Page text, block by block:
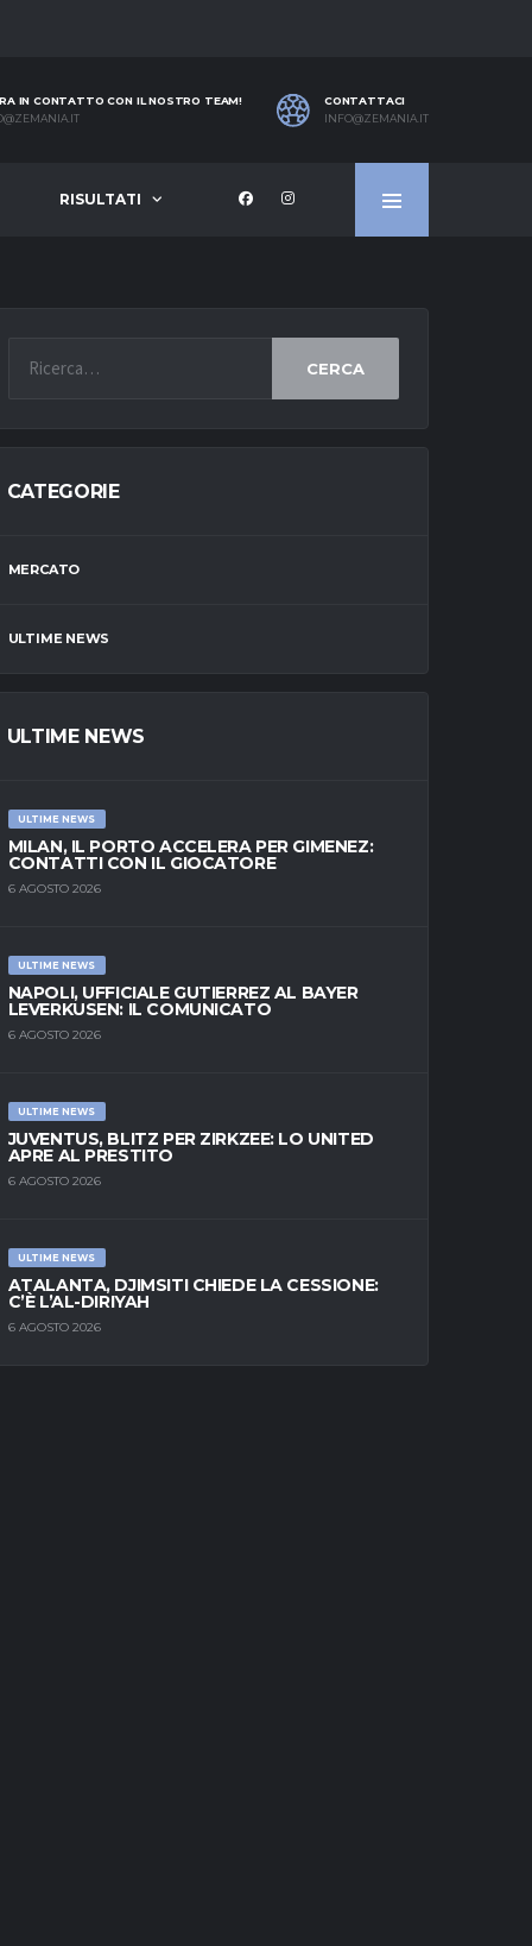
IN CONTATTO CON IL NOSTRO TEAM!
CONTATTACI
INFO@ZEMANIA.IT
RISULTATI
CERCA
CATEGORIE
MERCATO
ULTIME NEWS
ULTIME NEWS
ULTIME NEWS
MILAN, IL PORTO ACCELERA PER GIMENEZ:
CONTATTI CON IL GIOCATORE
6 AGOSTO 2026
ULTIME NEWS
NAPOLI, UFFICIALE GUTIERREZ AL BAYER
LEVERKUSEN: IL COMUNICATO
6 AGOSTO 2026
ULTIME NEWS
JUVENTUS, BLITZ PER ZIRKZEE: LO UNITED
APRE AL PRESTITO
6 AGOSTO 2026
ULTIME NEWS
ATALANTA, DJIMSITI CHIEDE LA CESSIONE:
C’È L’AL-DIRIYAH
6 AGOSTO 2026